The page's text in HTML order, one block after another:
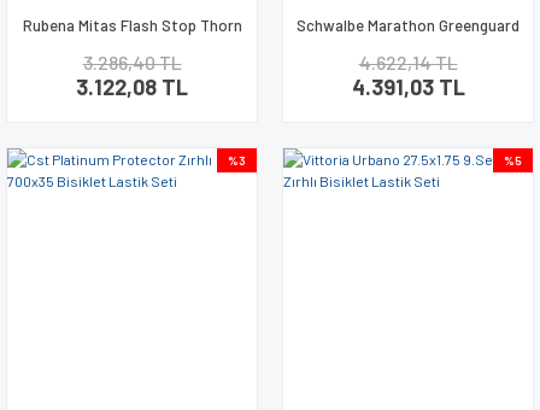
Rubena Mitas Flash Stop Thorn
3.286,40 TL
3.122,08 TL
Schwalbe Marathon Greenguard
4.622,14 TL
4.391,03 TL
%3 %5